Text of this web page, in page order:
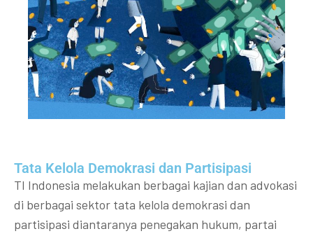
Tata Kelola Demokrasi dan Partisipasi​
TI Indonesia melakukan berbagai kajian dan advokasi
di berbagai sektor tata kelola demokrasi dan
partisipasi diantaranya penegakan hukum, partai